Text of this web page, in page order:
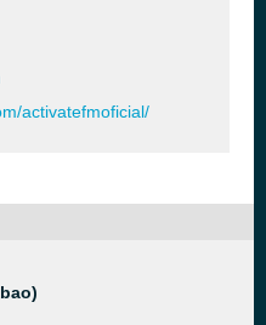
activatefmoficial/